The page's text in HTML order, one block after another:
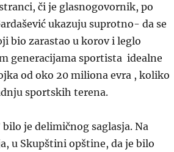
či je glasnogovornik, po
ukazuju suprotno- da se
bio zarastao u korov i leglo
generacijama sportista idealne
od oko 20 miliona evra , koliko
sportskih terena.
je delimičnog saglasja. Na
u Skupštini opštine, da je bilo